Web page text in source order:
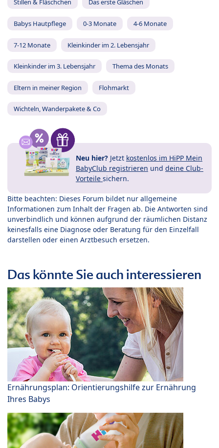
Stillen & Fläschchen Das erste Gläschen
Babys Hautpflege 0-3 Monate 4-6 Monate
7-12 Monate Kleinkinder im 2. Lebensjahr
Kleinkinder im 3. Lebensjahr Thema des Monats
Eltern in meiner Region Flohmarkt
Wichteln, Wanderpakete & Co
Neu hier? Jetzt kostenlos im HiPP Mein
BabyClub registrieren und deine Club-
Vorteile sichern.
Bitte beachten: Dieses Forum bildet nur allgemeine
Informationen zum Inhalt der Fragen ab. Die Antworten sind
unverbindlich und können aufgrund der räumlichen Distanz
keinesfalls eine Diagnose oder Beratung für den Einzelfall
darstellen oder einen Arztbesuch ersetzen.
Das könnte Sie auch interessieren
Ernährungsplan: Orientierungshilfe zur Ernährung
Ihres Babys